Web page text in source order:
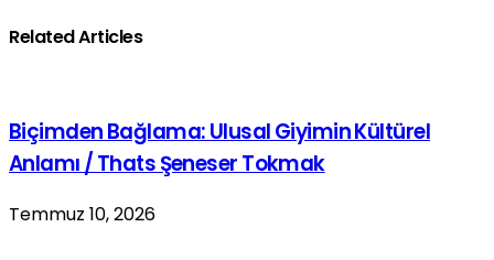
Related Articles
Biçimden Bağlama: Ulusal Giyimin Kültürel
Anlamı / Thats Şeneser Tokmak
Temmuz 10, 2026